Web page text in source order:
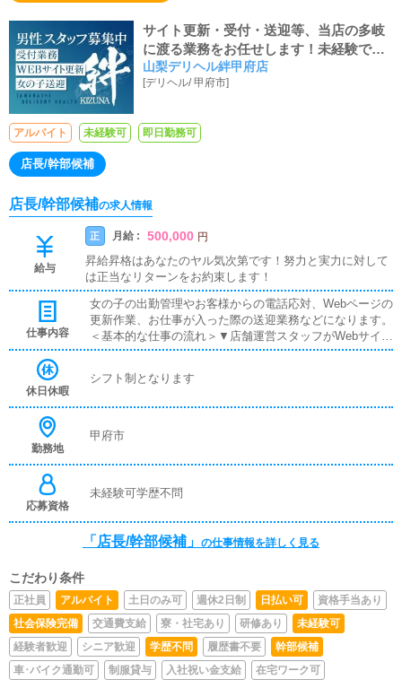
サイト更新・受付・送迎等、当店の多岐
に渡る業務をお任せします！未経験でも
しっかりと教えます！
山梨デリヘル絆甲府店
[デリヘル/甲府市]
アルバイト 未経験可 即日勤務可
店長/幹部候補
店長/幹部候補の求人情報
給与
正 月給 : 500,000 円
昇給昇格はあなたのヤル気次第です！努力と実力に対して
は正当なリターンをお約束します！
仕事内容
女の子の出勤管理やお客様からの電話応対、Webページの
更新作業、お仕事が入った際の送迎業務などになります。
＜基本的な仕事の流れ＞▼店舗運営スタッフがWebサイト
全般の情報更新女の子の出勤登録やお店の最新情報を公開
わせやご予約を確認します。▼自宅・ホテルへの送迎女の
い、デザイナーやフォトグラファーに発注依頼を行いま
休日休暇
シフト制となります
勤務地
甲府市
応募資格
未経験可学歴不問
「店長/幹部候補」 の仕事情報を詳しく見る
こだわり条件
正社員 アルバイト 土日のみ可 週休2日制 日払い可
資格手当あり
社会保険完備
交通費支給 寮・社宅あり 研修あり
未経験可
経験者歓迎
シニア歓迎 学歴不問 履歴書不要
幹部候補
車･バイク通勤可
制服貸与 入社祝い金支給 在宅ワーク可